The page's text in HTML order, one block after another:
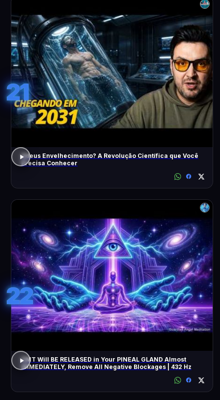
21
Adeus Envelhecimento? A Revolução Científica que Você
Precisa Conhecer
22
DMT Will BE RELEASED in Your PINEAL GLAND Almost
IMMEDIATELY, Remove All Negative Blockages | 432 Hz